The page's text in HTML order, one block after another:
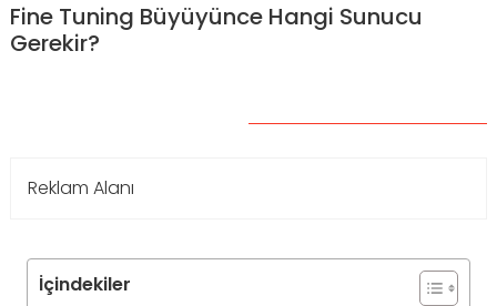
Fine Tuning Büyüyünce Hangi Sunucu
Gerekir?
Reklam Alanı
İçindekiler